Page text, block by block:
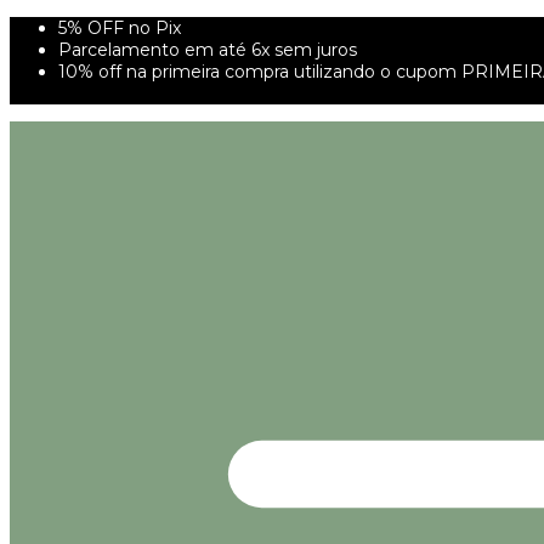
5% OFF no Pix
Parcelamento em até 6x sem juros
10% off na primeira compra utilizando o cupom